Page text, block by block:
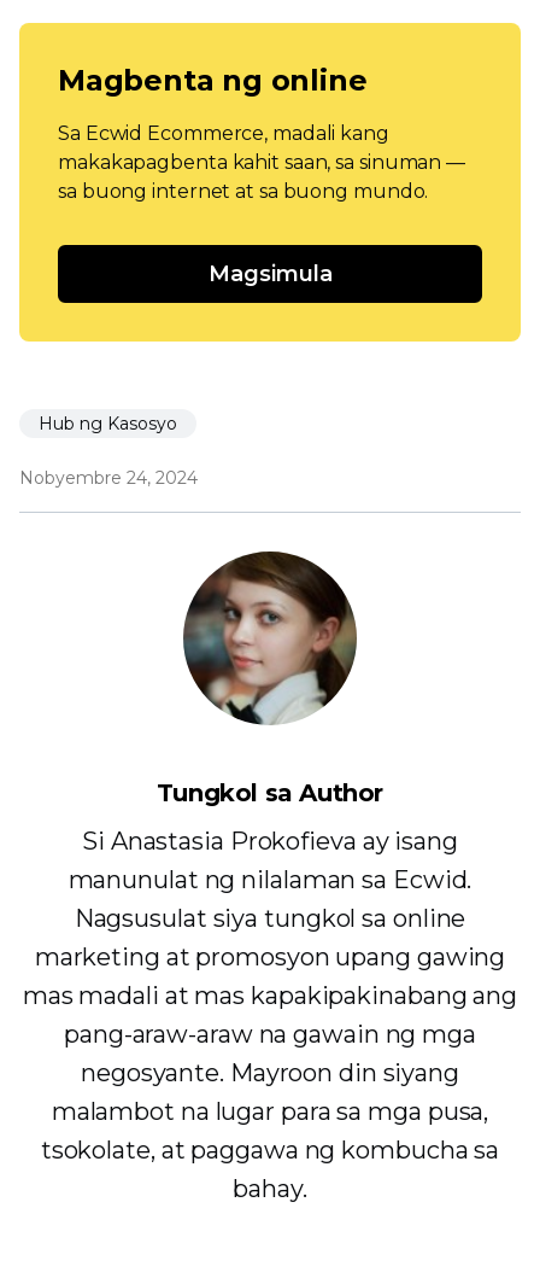
Magbenta ng online
Sa Ecwid Ecommerce, madali kang
makakapagbenta kahit saan, sa sinuman —
sa buong internet at sa buong mundo.
Magsimula
Hub ng Kasosyo
Nobyembre 24, 2024
Tungkol sa Author
Si Anastasia Prokofieva ay isang
manunulat ng nilalaman sa Ecwid.
Nagsusulat siya tungkol sa online
marketing at promosyon upang gawing
mas madali at mas kapakipakinabang ang
pang-araw-araw na gawain ng mga
negosyante. Mayroon din siyang
malambot na lugar para sa mga pusa,
tsokolate, at paggawa ng kombucha sa
bahay.